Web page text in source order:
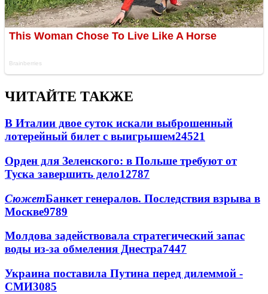
ЧИТАЙТЕ ТАКЖЕ
В Италии двое суток искали выброшенный
лотерейный билет с выигрышем24521
Орден для Зеленского: в Польше требуют от
Туска завершить дело12787
СюжетБанкет генералов. Последствия взрыва в
Москве9789
Молдова задействовала стратегический запас
воды из-за обмеления Днестра7447
Украина поставила Путина перед дилеммой -
СМИ3085